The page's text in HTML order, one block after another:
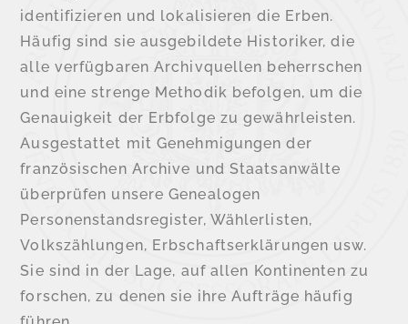
identifizieren und lokalisieren die Erben.
Häufig sind sie ausgebildete Historiker, die
alle verfügbaren Archivquellen beherrschen
und eine strenge Methodik befolgen, um die
Genauigkeit der Erbfolge zu gewährleisten.
Ausgestattet mit Genehmigungen der
französischen Archive und Staatsanwälte
überprüfen unsere Genealogen
Personenstandsregister, Wählerlisten,
Volkszählungen, Erbschaftserklärungen usw.
Sie sind in der Lage, auf allen Kontinenten zu
forschen, zu denen sie ihre Aufträge häufig